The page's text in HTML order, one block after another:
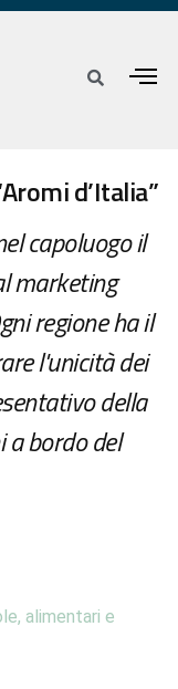
d’Italia”
capoluogo il
marketing
regione ha il
l'unicità dei
della
bordo del
alimentari e